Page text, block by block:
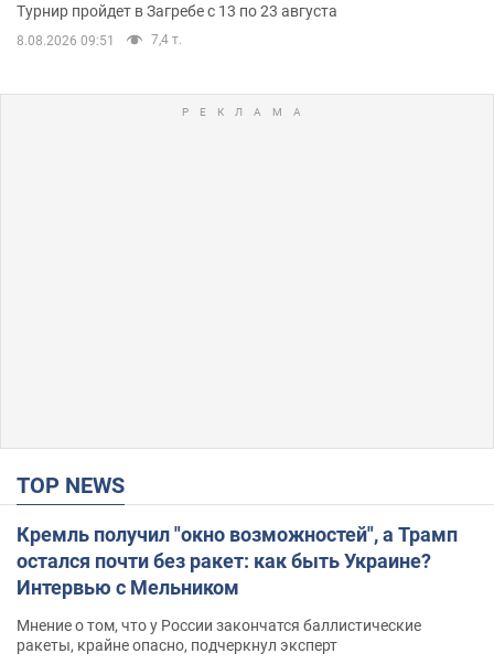
Турнир пройдет в Загребе с 13 по 23 августа
8.08.2026 09:51 7,4 т.
TOP NEWS
Кремль получил "окно возможностей", а Трамп
остался почти без ракет: как быть Украине?
Интервью с Мельником
Мнение о том, что у России закончатся баллистические
ракеты, крайне опасно, подчеркнул эксперт